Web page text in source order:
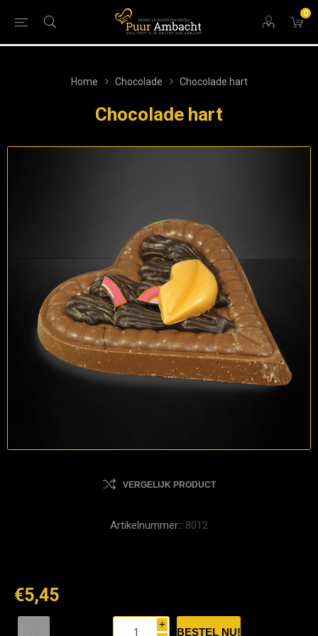
0
Home Chocolade Chocolade hart
Chocolade hart
VERGELIJK PRODUCT
Artikelnummer:: 8012
€5,45
i